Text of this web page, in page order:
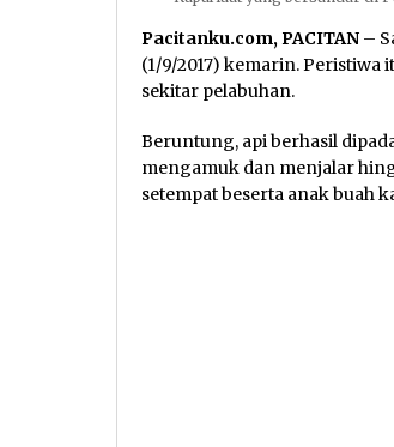
Pacitanku.com, PACITAN –
(1/9/2017) kemarin.
sekitar pelabuhan.
Beruntung, api berhasil
mengamuk dan menjalar
setempat beserta anak buah